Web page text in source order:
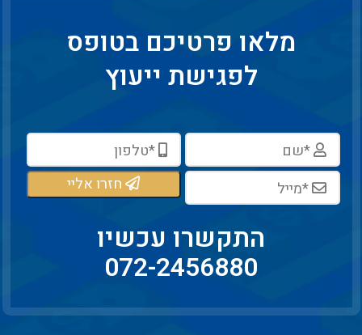
מלאו פרטיכם בטופס
לפגישת ייעוץ
חזרו אליי
התקשרו עכשיו
072-2456880